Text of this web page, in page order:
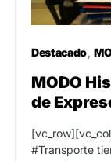
Destacado
MODO
de
#Transporte